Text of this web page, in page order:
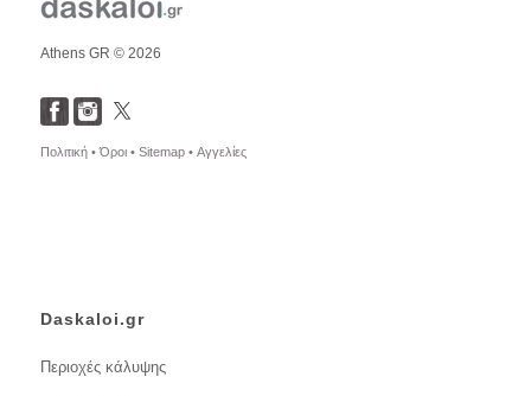
Athens GR © 2026
Πολιτική •Όροι • Sitemap • Αγγελίες
Daskaloi.gr
Περιοχές κάλυψης